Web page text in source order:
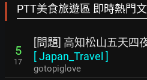
PTT美食旅遊區 即時熱門
5
17
[問題] 高知松山五天四
[Japan_Travel ]
gotopiglove